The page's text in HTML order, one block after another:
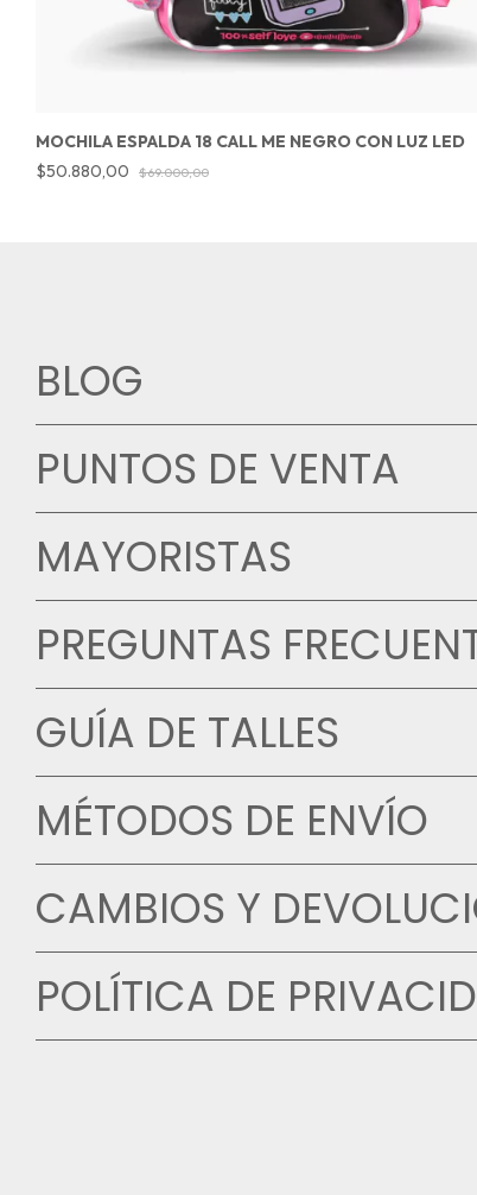
MOCHILA ESPALDA 18 CALL ME NEGRO CON LUZ LED
$50.880,00
$69.000,00
BLOG
PUNTOS DE VENTA
MAYORISTAS
PREGUNTAS
GUÍA DE TALLES
MÉTODOS DE ENVÍO
CAMBIOS Y
POLÍTICA DE